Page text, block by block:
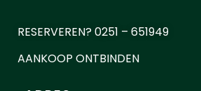
RESERVEREN? 0251 – 651949
AANKOOP ONTBINDEN